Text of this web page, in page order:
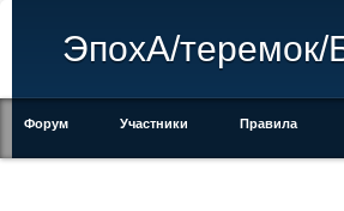
ЭпохА/теремок/
Форум Участники Правила